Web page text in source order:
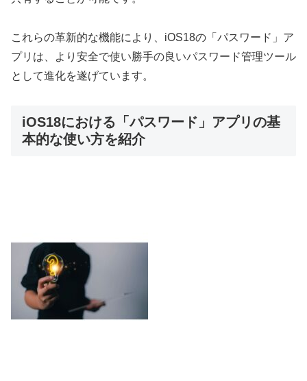
これらの革新的な機能により、iOS18の「パスワード」ア
プリは、より安全で使い勝手の良いパスワード管理ツール
として進化を遂げています。
iOS18における「パスワード」アプリの基
本的な使い方を紹介